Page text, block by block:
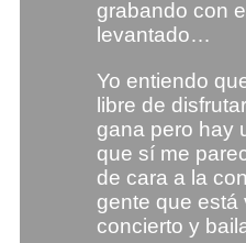
grabando con
levantado…
Yo entiendo
libre de
gana pero hay
que sí me
de cara a la
gente que está
concierto y